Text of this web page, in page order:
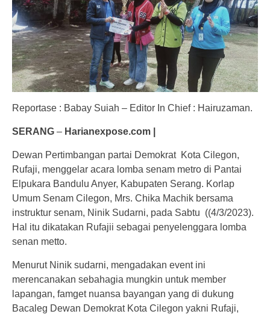
Reportase : Babay Suiah – Editor In Chief : Hairuzaman.
SERANG – Harianexpose.com |
Dewan Pertimbangan partai Demokrat Kota Cilegon,
Rufaji, menggelar acara lomba senam metro di Pantai
Elpukara Bandulu Anyer, Kabupaten Serang. Korlap
Umum Senam Cilegon, Mrs. Chika Machik bersama
instruktur senam, Ninik Sudarni, pada Sabtu ((4/3/2023).
Hal itu dikatakan Rufajii sebagai penyelenggara lomba
senan metto.
Menurut Ninik sudarni, mengadakan event ini
merencanakan sebahagia mungkin untuk member
lapangan, famget nuansa bayangan yang di dukung
Bacaleg Dewan Demokrat Kota Cilegon yakni Rufaji,